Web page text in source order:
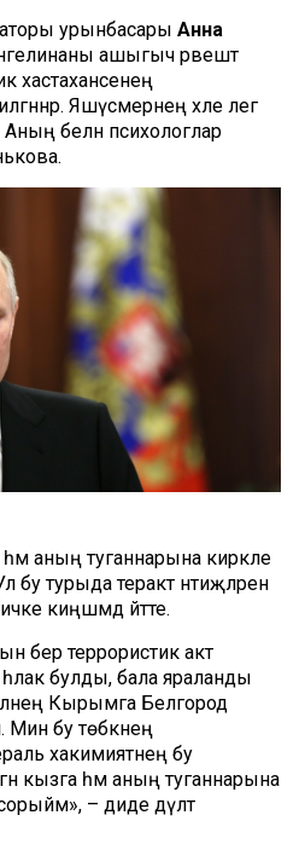
урынбасары Анна
Ангелинаны ашыгыч рәвештә
хастаханәсенең
Яшүсмернең хәле әлегә
Аның белән психологлар
аның туганнарына кирәкле
бу турыда теракт нәтиҗәләрен
киңәшмәдә әйтте.
бер террористик акт
булды, бала яраланды
Кырымга Белгород
Мин бу төбәкнең
хакимиятнең бу
кызга һәм аның туганнарына
– диде дәүләт